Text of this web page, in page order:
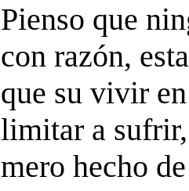
Pienso que
con razón,
que su vivir
limitar a
mero hecho